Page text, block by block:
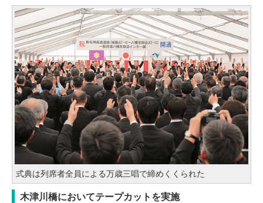
式典は列席者全員による万歳三唱で締めくくられた
木津川橋においてテープカットを実施